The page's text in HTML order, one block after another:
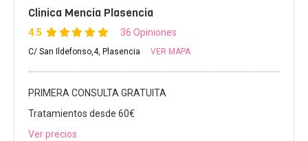
Clinica Mencia Plasencia
4.5 36 Opiniones
C/ San Ildefonso,4, Plasencia VER MAPA
PRIMERA CONSULTA GRATUITA
Tratamientos desde 60€
Ver precios